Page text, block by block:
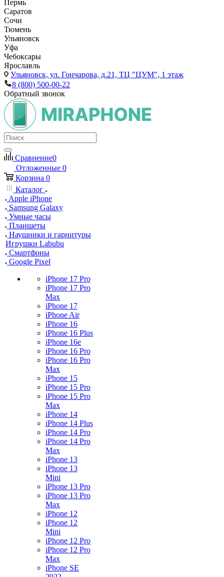
Пермь
Саратов
Сочи
Тюмень
Ульяновск
Уфа
Чебоксары
Ярославль
Ульяновск, ул. Гончарова, д.21, ТЦ "ЦУМ", 1 этаж
8 (800) 500-00-22
Обратный звонок
Сравнение0
Отложенные 0
Корзина 0
Каталог
Apple iPhone
Samsung Galaxy
Умные часы
Планшеты
Наушники и гарнитуры
Игрушки Labubu
Смартфоны
Google Pixel
iPhone 17 Pro
iPhone 17 Pro
Max
iPhone 17
iPhone Air
iPhone 16
iPhone 16 Plus
iPhone 16e
iPhone 16 Pro
iPhone 16 Pro
Max
iPhone 15
iPhone 15 Pro
iPhone 15 Pro
Max
iPhone 14
iPhone 14 Plus
iPhone 14 Pro
iPhone 14 Pro
Max
iPhone 13
iPhone 13
Mini
iPhone 13 Pro
iPhone 13 Pro
Max
iPhone 12
iPhone 12
Mini
iPhone 12 Pro
iPhone 12 Pro
Max
iPhone SE